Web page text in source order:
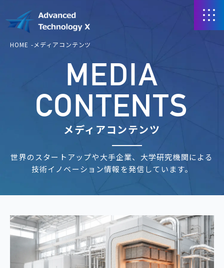
HOME メディアコンテンツ
MEDIA
CONTENTS
メディアコンテンツ
世界のスタートアップや大手企業、大学研究機関による
技術イノベーション情報を発信しています。